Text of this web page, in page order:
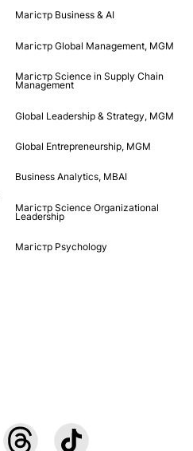
Maгістр Business & AI
Mагістр Global Management, MGM
Магістр Science in Supply Chain
Management
Global Leadership & Strategy, MGM
Global Entrepreneurship, MGM
Business Analytics, MBAI
Магістр Science Organizational
Leadership
Магістр Psychology